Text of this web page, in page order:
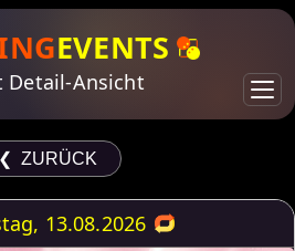
EVENTS
Detail-Ansicht
❮ ZURÜCK
13.08.2026